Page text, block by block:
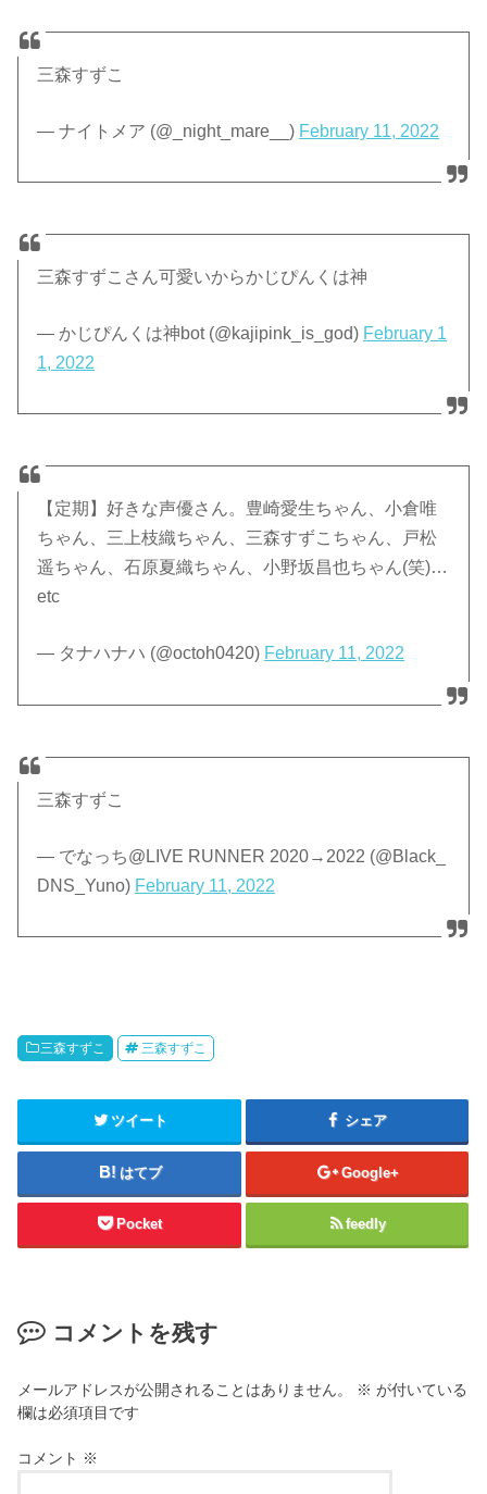
三森すずこ
— ナイトメア (@_night_mare__) February 11, 2022
三森すずこさん可愛いからかじぴんくは神
— かじぴんくは神bot (@kajipink_is_god) February 1
1, 2022
【定期】好きな声優さん。豊崎愛生ちゃん、小倉唯
ちゃん、三上枝織ちゃん、三森すずこちゃん、戸松
遥ちゃん、石原夏織ちゃん、小野坂昌也ちゃん(笑)…
etc
— タナハナハ (@octoh0420) February 11, 2022
三森すずこ
— でなっち@LIVE RUNNER 2020→2022 (@Black_
DNS_Yuno) February 11, 2022
三森すずこ 三森すずこ
ツイート シェア
はてブ Google+
Pocket feedly
コメントを残す
メールアドレスが公開されることはありません。 ※ が付いている
欄は必須項目です
コメント ※